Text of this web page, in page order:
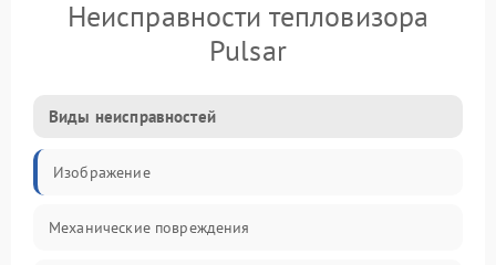
Неисправности тепловизора
Pulsar
Виды неисправностей
Изображение
Механические повреждения